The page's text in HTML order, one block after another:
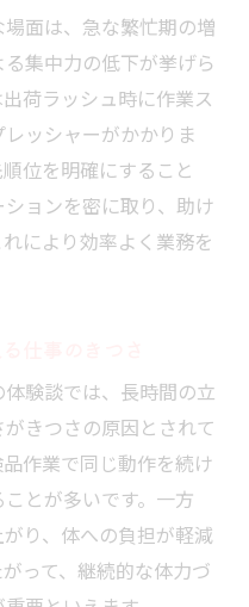
面は、急な繁忙期の増
集中力の低下が挙げら
荷ラッシュ時に作業ス
ッシャーがかかりま
位を明確にすること
ョンを密に取り、助け
により効率よく業務を
験談では、長時間の立
きつさの原因とされて
作業で同じ動作を続け
とが多いです。一方
り、体への負担が軽減
って、継続的な体力づ